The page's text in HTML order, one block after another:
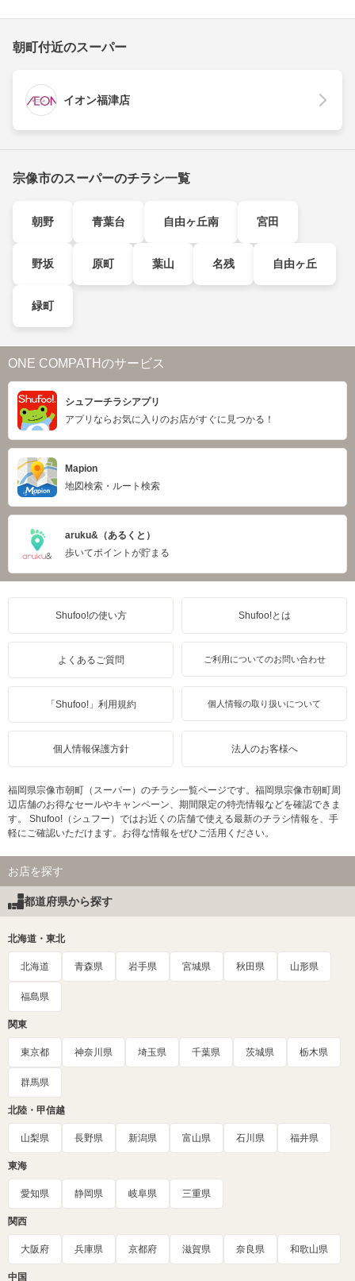
朝町付近のスーパー
イオン福津店
宗像市のスーパーのチラシ一覧
朝野 青葉台 自由ヶ丘南 宮田
野坂 原町 葉山 名残 自由ヶ丘
緑町
ONE COMPATHのサービス
シュフーチラシアプリ
アプリならお気に入りのお店がすぐに見つかる！
Mapion
地図検索・ルート検索
aruku&（あるくと）
歩いてポイントが貯まる
Shufoo!の使い方 Shufoo!とは
よくあるご質問 ご利用についてのお問い合わせ
「Shufoo!」利用規約 個人情報の取り扱いについて
個人情報保護方針 法人のお客様へ
福岡県宗像市朝町（スーパー）のチラシ一覧ページです。福岡県宗像市朝町周
辺店舗のお得なセールやキャンペーン、期間限定の特売情報などを確認できま
す。 Shufoo!（シュフー）ではお近くの店舗で使える最新のチラシ情報を、手
軽にご確認いただけます。お得な情報をぜひご活用ください。
お店を探す
都道府県から探す
北海道・東北
北海道 青森県 岩手県 宮城県 秋田県 山形県
福島県
関東
東京都 神奈川県 埼玉県 千葉県 茨城県 栃木県
群馬県
北陸・甲信越
山梨県 長野県 新潟県 富山県 石川県 福井県
東海
愛知県 静岡県 岐阜県 三重県
関西
大阪府 兵庫県 京都府 滋賀県 奈良県 和歌山県
中国